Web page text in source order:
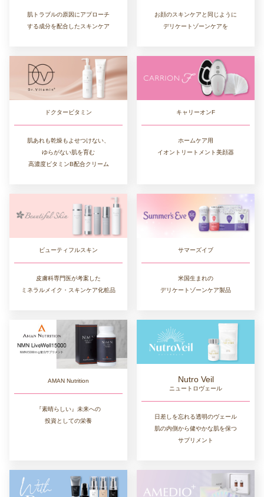
肌トラブルの原因にアプローチ
する成分を配合したスキンケア
お顔のスキンケアと同じように
デリケートゾーンケアを
ドクタービタミン
肌あれも乾燥もよせつけない、
ゆらがない肌を育む
高濃度ビタミンB配合クリーム
キャリーオンF
ホームケア用
イオントリートメント美顔器
ビューティフルスキン
皮膚科専門医が考案した
ミネラルメイク・スキンケア化粧品
サマーズイブ
米国生まれの
デリケートゾーンケア製品
AMAN Nutrition
『素晴らしい』未来への
投資としての栄養
Nutro Veil
ニュートロヴェール
日差しを忘れる透明のヴェール
肌の内側から健やかな肌を保つ
サプリメント